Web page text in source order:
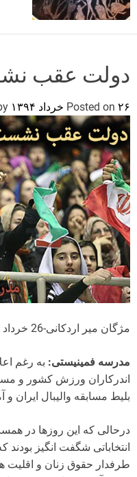
دولت عقب
Posted on ۲۶ خرداد ۱۳۹۴
مژگان میر اردکانی-26 خرداد 1394
مدرسه فمینیستی: به رغم
اندرکاران ورزش کشور و
بلیط مسابقه والیبال ایران
درحالی که این روزها در
انتخاباتی شگفت انگیز